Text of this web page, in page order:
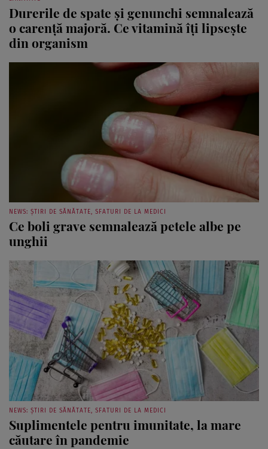
Durerile de spate și genunchi semnalează
o carență majoră. Ce vitamină îți lipsește
din organism
NEWS: ȘTIRI DE SĂNĂTATE, SFATURI DE LA MEDICI
Ce boli grave semnalează petele albe pe
unghii
NEWS: ȘTIRI DE SĂNĂTATE, SFATURI DE LA MEDICI
Suplimentele pentru imunitate, la mare
căutare în pandemie